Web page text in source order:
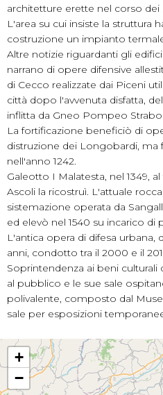
architetture erette nel corso dei
L'area su cui insiste la struttura
costruzione un impianto
Altre notizie riguardanti gli
narrano di opere difensive
di Cecco realizzate dai Piceni
città dopo l'avvenuta disfatta,
inflitta da Gneo Pompeo
La fortificazione beneficiò di
distruzione dei Longobardi, ma
nell'anno 1242.
Galeotto I Malatesta, nel 1349,
Ascoli la ricostruì. L'attuale
sistemazione operata da
ed elevò nel 1540 su incarico di
L'antica opera di difesa urbana,
anni, condotto tra il 2000 e il
Soprintendenza ai beni culturali
al pubblico e le sue sale
polivalente, composto dal
sale per esposizioni
+
−